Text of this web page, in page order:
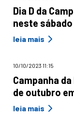
Dia D da
neste sábado
leia mais
10/10/2023 11:15
Campanha
de outubro
leia mais